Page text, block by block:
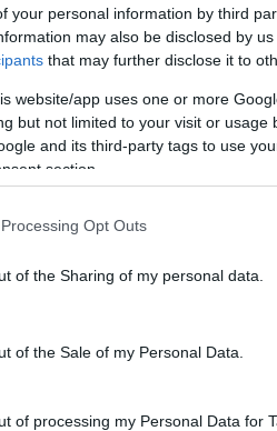
your personal information by third
may also be disclosed by
that may further disclose it to
website/app uses one or more
but not limited to your visit or usage
and its third-party tags to use
section.
Opt Outs
of the Sharing of my personal data.
of the Sale of my Personal Data.
of processing my Personal Data for
00:19:34
05.08.2026 Preses klubs
5. augusts